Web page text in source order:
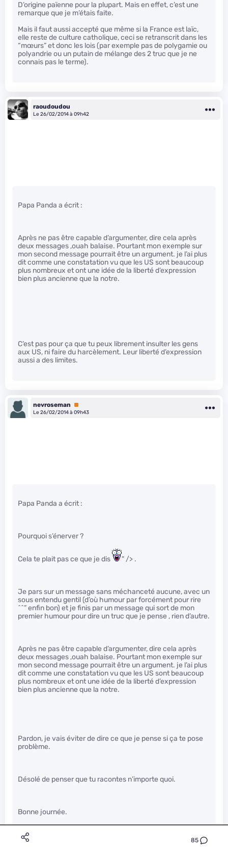
85
D’origine païenne pour la plupart. Mais en effet, c’est une
remarque que je m’étais faite.
Mais il faut aussi accepté que même si la France est laïc,
elle reste de culture catholique, ceci se retranscrit dans les
“mœurs” et donc les lois (par exemple pas de polygamie ou
polyandrie ou un putain de mélange des 2 truc que je ne
connais pas le terme).
raoudoudou
Le 26/02/2014 à 09h42
Papa Panda a écrit :
Après ne pas être capable d’argumenter, dire cela après
deux messages ,ouah balaise. Pourtant mon exemple sur
mon second message pourrait être un argument. je l’ai plus
dit comme une constatation vu que les US sont beaucoup
plus nombreux et ont une idée de la liberté d’expression
bien plus ancienne que la notre.
C’est pas pour ça que tu peux librement insulter les gens
aux US, ni faire du harcèlement. Leur liberté d’expression
aussi a des limites.
nevroseman
Premium
Le 26/02/2014 à 09h43
Papa Panda a écrit :
Pourquoi s’énerver ?
Cela te plait pas ce que je dis " /> .
Je pars sur un message sans méchanceté aucune, avec un
sous entendu gentil (d’où humour par forcément pour rire
^^” enfin bon) et je finis par un message qui sort de mon
premier humour pour dire un truc que je pense , rien d’autre.
Après ne pas être capable d’argumenter, dire cela après
deux messages ,ouah balaise. Pourtant mon exemple sur
mon second message pourrait être un argument. je l’ai plus
dit comme une constatation vu que les US sont beaucoup
plus nombreux et ont une idée de la liberté d’expression
bien plus ancienne que la notre.
Pardon, je vais éviter de dire ce que je pense si ça te pose
problème.
Désolé de penser que tu racontes n’importe quoi.
Bonne journée.